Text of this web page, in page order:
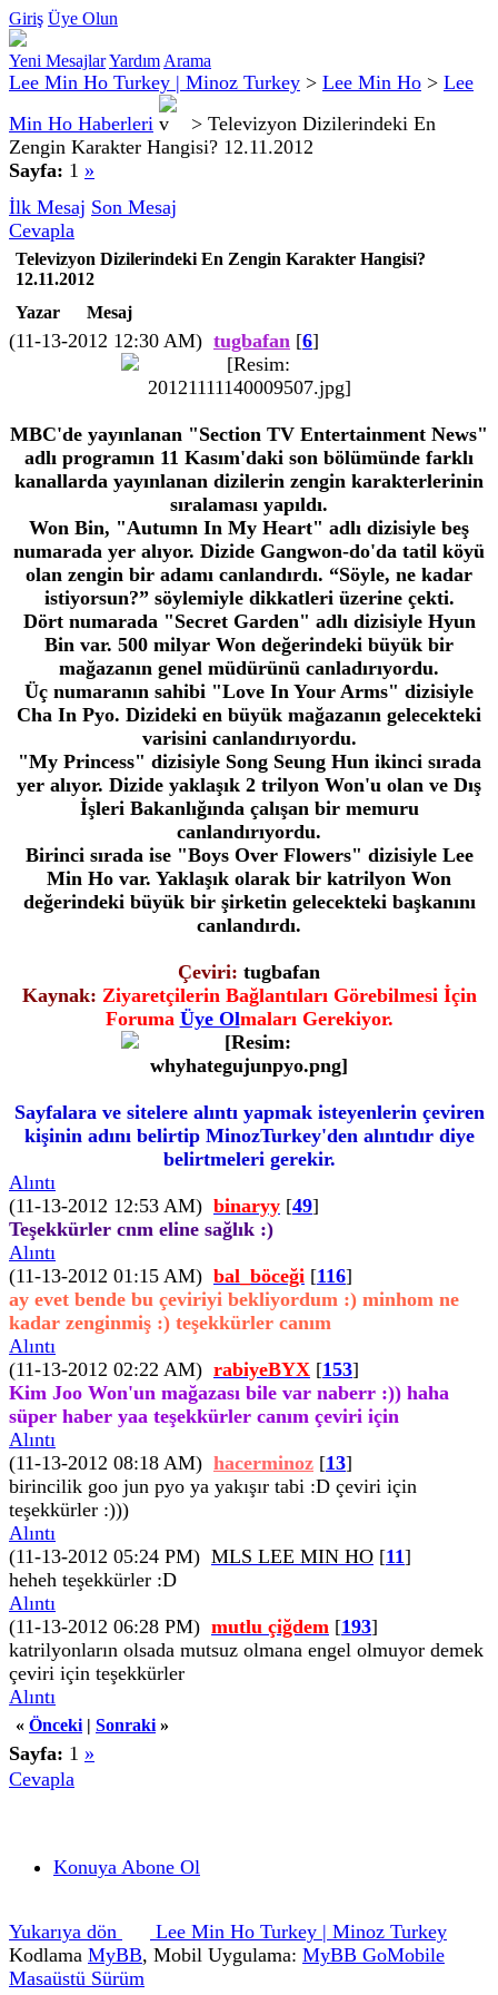
Giriş Üye Olun
Yeni MesajlarYardım Arama
Lee Min Ho Turkey | Minoz Turkey > Lee Min Ho > Lee
Min Ho Haberleri
> Televizyon Dizilerindeki En
Zengin Karakter Hangisi? 12.11.2012
Sayfa: 1 »
İlk Mesaj Son Mesaj
Cevapla
Televizyon Dizilerindeki En Zengin Karakter Hangisi?
12.11.2012
Yazar
Mesaj
(11-13-2012 12:30 AM) tugbafan [6]
MBC'de yayınlanan "Section TV Entertainment News"
adlı programın 11 Kasım'daki son bölümünde farklı
kanallarda yayınlanan dizilerin zengin karakterlerinin
sıralaması yapıldı.
Won Bin, "Autumn In My Heart" adlı dizisiyle beş
numarada yer alıyor. Dizide Gangwon-do'da tatil köyü
olan zengin bir adamı canlandırdı. “Söyle, ne kadar
istiyorsun?” söylemiyle dikkatleri üzerine çekti.
Dört numarada "Secret Garden" adlı dizisiyle Hyun
Bin var. 500 milyar Won değerindeki büyük bir
mağazanın genel müdürünü canladırıyordu.
Üç numaranın sahibi "Love In Your Arms" dizisiyle
Cha In Pyo. Dizideki en büyük mağazanın gelecekteki
varisini canlandırıyordu.
"My Princess" dizisiyle Song Seung Hun ikinci sırada
yer alıyor. Dizide yaklaşık 2 trilyon Won'u olan ve Dış
İşleri Bakanlığında çalışan bir memuru
canlandırıyordu.
Birinci sırada ise "Boys Over Flowers" dizisiyle Lee
Min Ho var. Yaklaşık olarak bir katrilyon Won
değerindeki büyük bir şirketin gelecekteki başkanını
canlandırdı.
Çeviri: tugbafan
Kaynak: Ziyaretçilerin Bağlantıları Görebilmesi İçin
Foruma Üye Olmaları Gerekiyor.
Sayfalara ve sitelere alıntı yapmak isteyenlerin çeviren
kişinin adını belirtip MinozTurkey'den alıntıdır diye
belirtmeleri gerekir.
Alıntı
(11-13-2012 12:53 AM) binaryy [49]
Teşekkürler cnm eline sağlık :)
Alıntı
(11-13-2012 01:15 AM) bal_böceği [116]
ay evet bende bu çeviriyi bekliyordum :) minhom ne
kadar zenginmiş :) teşekkürler canım
Alıntı
(11-13-2012 02:22 AM) rabiyeBYX [153]
Kim Joo Won'un mağazası bile var naberr :)) haha
süper haber yaa teşekkürler canım çeviri için
Alıntı
(11-13-2012 08:18 AM) hacerminoz [13]
birincilik goo jun pyo ya yakışır tabi :D çeviri için
teşekkürler :)))
Alıntı
(11-13-2012 05:24 PM) MLS LEE MIN HO [11]
heheh teşekkürler :D
Alıntı
(11-13-2012 06:28 PM) mutlu çiğdem [193]
katrilyonların olsada mutsuz olmana engel olmuyor demek
çeviri için teşekkürler
Alıntı
« Önceki | Sonraki »
Sayfa: 1 »
Cevapla
Konuya Abone Ol
Yukarıya dön
Lee Min Ho Turkey | Minoz Turkey
Kodlama MyBB, Mobil Uygulama: MyBB GoMobile
Masaüstü Sürüm